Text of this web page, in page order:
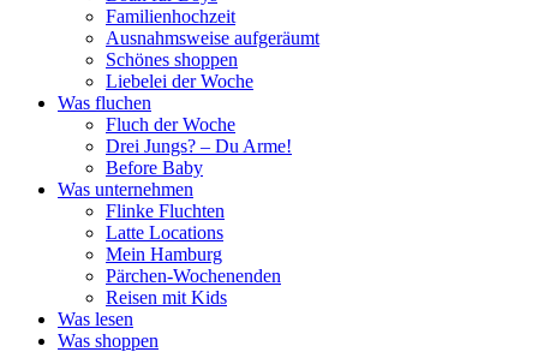
Familienhochzeit
Ausnahmsweise aufgeräumt
Schönes shoppen
Liebelei der Woche
Was fluchen
Fluch der Woche
Drei Jungs? – Du Arme!
Before Baby
Was unternehmen
Flinke Fluchten
Latte Locations
Mein Hamburg
Pärchen-Wochenenden
Reisen mit Kids
Was lesen
Was shoppen